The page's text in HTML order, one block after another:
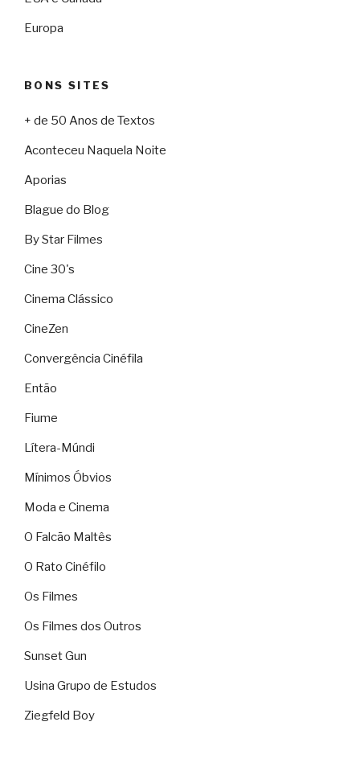
Europa
BONS SITES
+ de 50 Anos de Textos
Aconteceu Naquela Noite
Aporias
Blague do Blog
By Star Filmes
Cine 30's
Cinema Clássico
CineZen
Convergência Cinéfila
Então
Fiume
Lítera-Múndi
Mínimos Óbvios
Moda e Cinema
O Falcão Maltês
O Rato Cinéfilo
Os Filmes
Os Filmes dos Outros
Sunset Gun
Usina Grupo de Estudos
Ziegfeld Boy